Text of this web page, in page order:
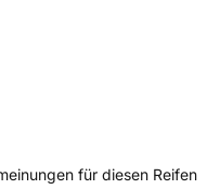
für diesen Reifen